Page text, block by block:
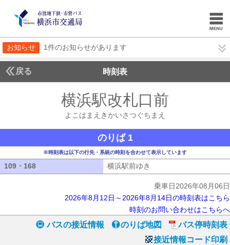
お知らせ 1件のお知らせがあります
戻る 時刻表
横浜駅改札口前
よこはまえきかいさつぐちまえ
のりば 1
※時刻表は以下の行先・系統の時刻を合わせて表示しています
109・168 横浜駅前ゆき
乗車日2026年08月06日
2026年8月12日～2026年8月14日の時刻表はこちら
時刻のお問い合わせはこちらへ
バスの接近情報 のりば地図
バス停時刻表
接近情報コード印刷